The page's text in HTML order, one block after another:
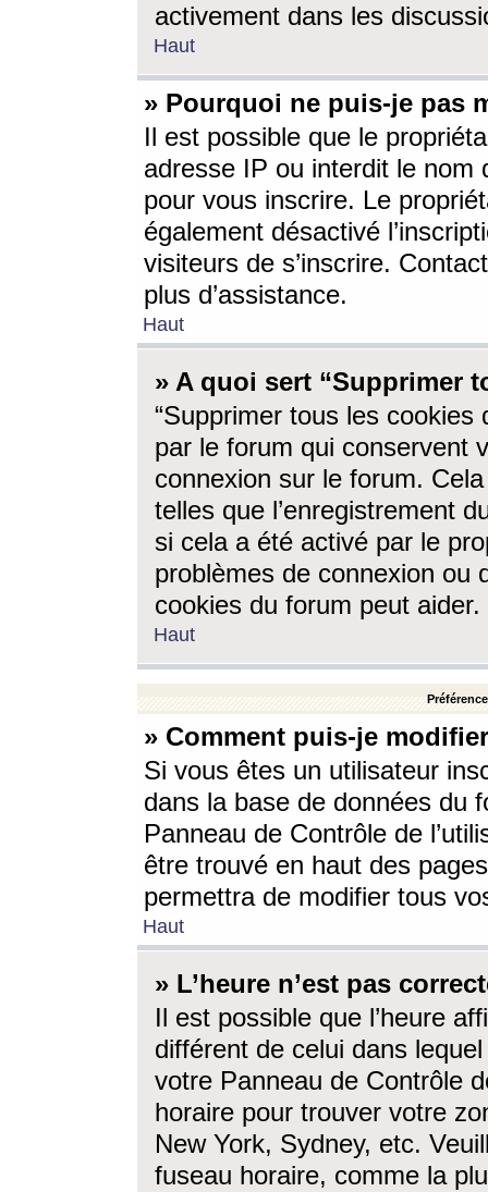
activement dans les
Haut
» Pourquoi ne puis-je pas
Il est possible que le
adresse IP ou interdit le nom
pour vous inscrire. Le
également désactivé
visiteurs de s’inscrire.
plus d’assistance.
Haut
» A quoi sert “Supprimer
“Supprimer tous les cookies
par le forum qui conservent
connexion sur le forum.
telles que l’enregistrement
si cela a été activé par le
problèmes de connexion ou
cookies du forum peut aider.
Haut
» Comment puis-je
Si vous êtes un utilisateur
dans la base de données du
Panneau de Contrôle de
être trouvé en haut des
permettra de modifier tous
Haut
» L’heure n’est pas
Il est possible que l’heure
différent de celui dans
votre Panneau de Contrôle
horaire pour trouver votre
New York, Sydney, etc.
fuseau horaire, comme la